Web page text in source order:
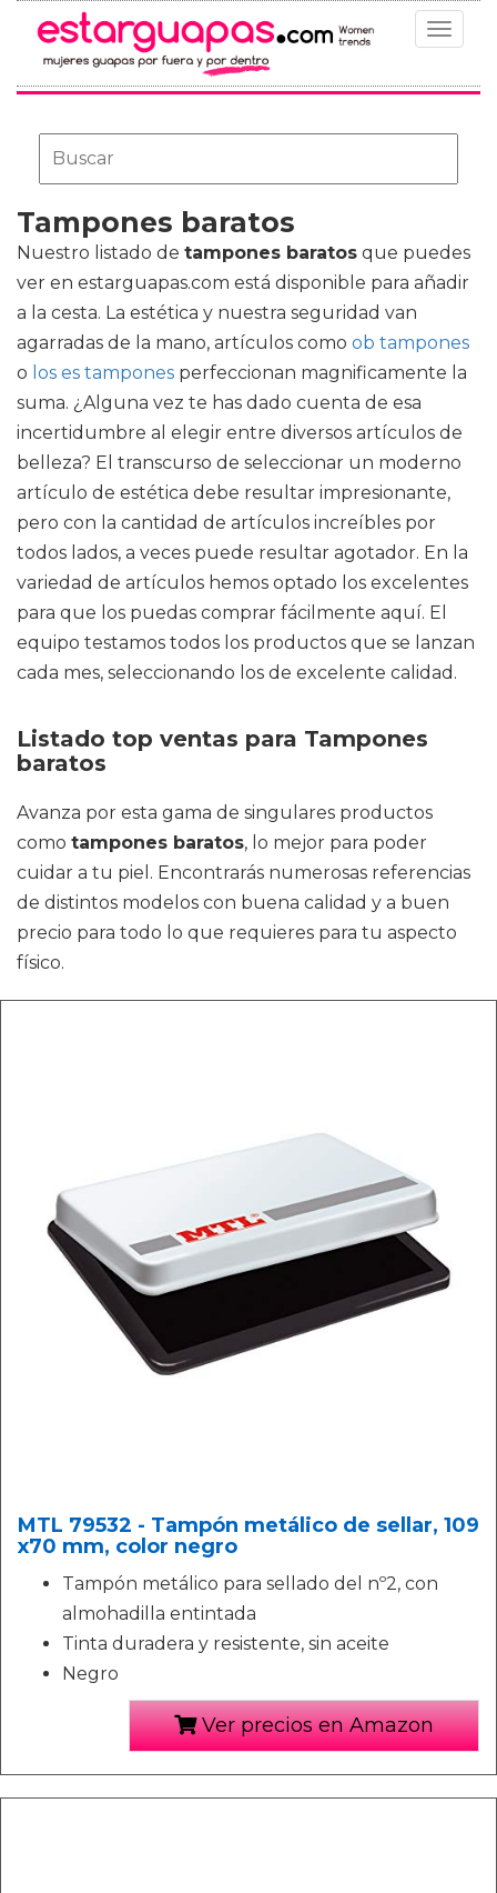
Toggle
Tampones baratos
Nuestro listado de tampones baratos que puedes
ver en estarguapas.com está disponible para añadir
a la cesta. La estética y nuestra seguridad van
agarradas de la mano, artículos como ob tampones
o los es tampones perfeccionan magnificamente la
suma. ¿Alguna vez te has dado cuenta de esa
incertidumbre al elegir entre diversos artículos de
belleza? El transcurso de seleccionar un moderno
artículo de estética debe resultar impresionante,
pero con la cantidad de artículos increíbles por
todos lados, a veces puede resultar agotador. En la
variedad de artículos hemos optado los excelentes
para que los puedas comprar fácilmente aquí. El
equipo testamos todos los productos que se lanzan
cada mes, seleccionando los de excelente calidad.
Listado top ventas para Tampones
baratos
Avanza por esta gama de singulares productos
como tampones baratos, lo mejor para poder
cuidar a tu piel. Encontrarás numerosas referencias
de distintos modelos con buena calidad y a buen
precio para todo lo que requieres para tu aspecto
físico.
MTL 79532 - Tampón metálico de sellar, 109
x70 mm, color negro
Tampón metálico para sellado del nº2, con
almohadilla entintada
Tinta duradera y resistente, sin aceite
Negro
Ver precios en Amazon